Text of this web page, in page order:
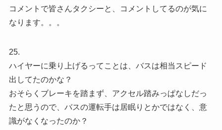
コメントで皆さんタクシーと、コメントしてるのが気に
なります。。。
25.
ハイヤーに乗り上げるってことは、バスは相当スピード
出してたのかな？
おそらくブレーキを踏まず、アクセル踏みっぱなしだっ
たと思うので、バスの運転手は居眠りとかではなく、意
識がなくなったのか？